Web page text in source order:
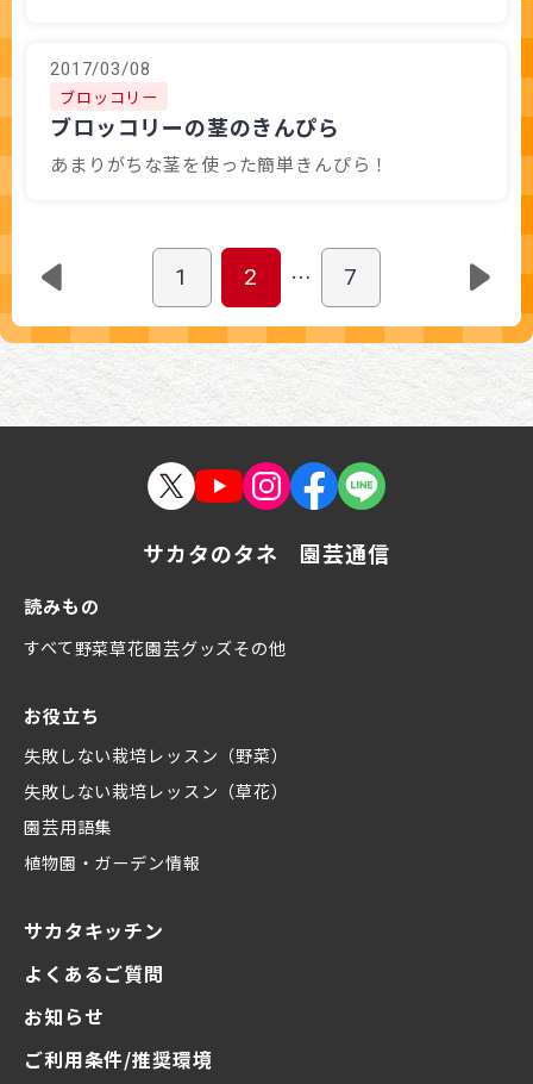
2017/03/08
ブロッコリー
ブロッコリーの茎のきんぴら
あまりがちな茎を使った簡単きんぴら！
1 2 … 7
サカタのタネ 園芸通信
読みもの
すべて野菜草花園芸グッズその他
お役立ち
失敗しない栽培レッスン（野菜）
失敗しない栽培レッスン（草花）
園芸用語集
植物園・ガーデン情報
サカタキッチン
よくあるご質問
お知らせ
ご利用条件/推奨環境